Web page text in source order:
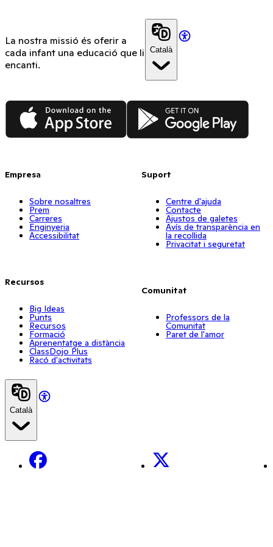
La nostra missió és oferir a
cada infant una educació que li
encanti.
Català
App Store Google Play
Empresa
Sobre nosaltres
Prem
Carreres
Enginyeria
Accessibilitat
Recursos
Big Ideas
Punts
Recursos
Formació
Aprenentatge a distància
ClassDojo Plus
Racó d'activitats
Suport
Centre d'ajuda
Contacte
Ajustos de galetes
Avís de transparència en
la recollida
Privacitat i seguretat
Comunitat
Professors de la
Comunitat
Paret de l'amor
Català
Facebook X